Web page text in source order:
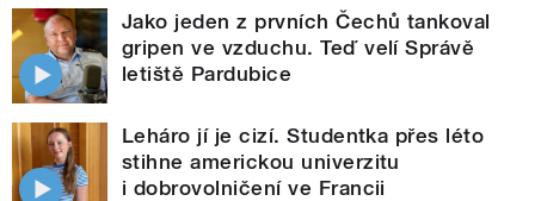
Jako jeden z prvních Čechů tankoval
gripen ve vzduchu. Teď velí Správě
letiště Pardubice
Leháro jí je cizí. Studentka přes léto
stihne americkou univerzitu
i dobrovolničení ve Francii